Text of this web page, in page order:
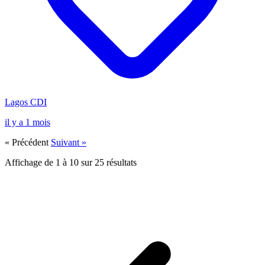
Lagos CDI
il y a 1 mois
« Précédent Suivant »
Affichage de 1 à 10 sur25 résultats